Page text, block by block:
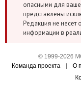
опасными для
представлены
Редакция не несет
информации в
© 1999-2026
Команда проекта
О